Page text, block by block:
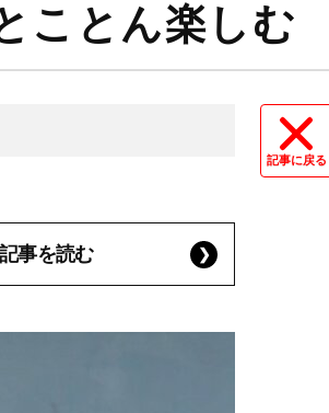
ことん楽しむ
記事に戻る
事を読む